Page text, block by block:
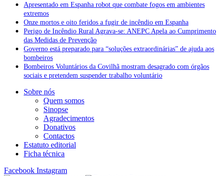
Apresentado em Espanha robot que combate fogos em ambientes
extremos
Onze mortos e oito feridos a fugir de incêndio em Espanha
Perigo de Incêndio Rural Agrava-se: ANEPC Apela ao Cumprimento
das Medidas de Prevenção
Governo está preparado para “soluções extraordinárias” de ajuda aos
bombeiros
Bombeiros Voluntários da Covilhã mostram desagrado com órgãos
sociais e pretendem suspender trabalho voluntário
Sobre nós
Quem somos
Sinopse
Agradecimentos
Donativos
Contactos
Estatuto editorial
Ficha técnica
Facebook Instagram